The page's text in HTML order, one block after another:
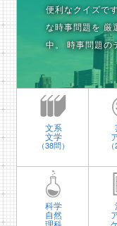
便利なクイズです
な時事問題を 厳
中。
時事問題の
文系
文学
（38問）
科学
自然